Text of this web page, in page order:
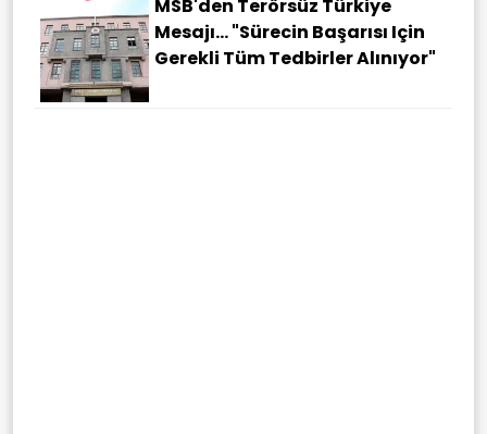
MSB'den Terörsüz Türkiye
Mesajı... "Sürecin Başarısı Için
Gerekli Tüm Tedbirler Alınıyor"